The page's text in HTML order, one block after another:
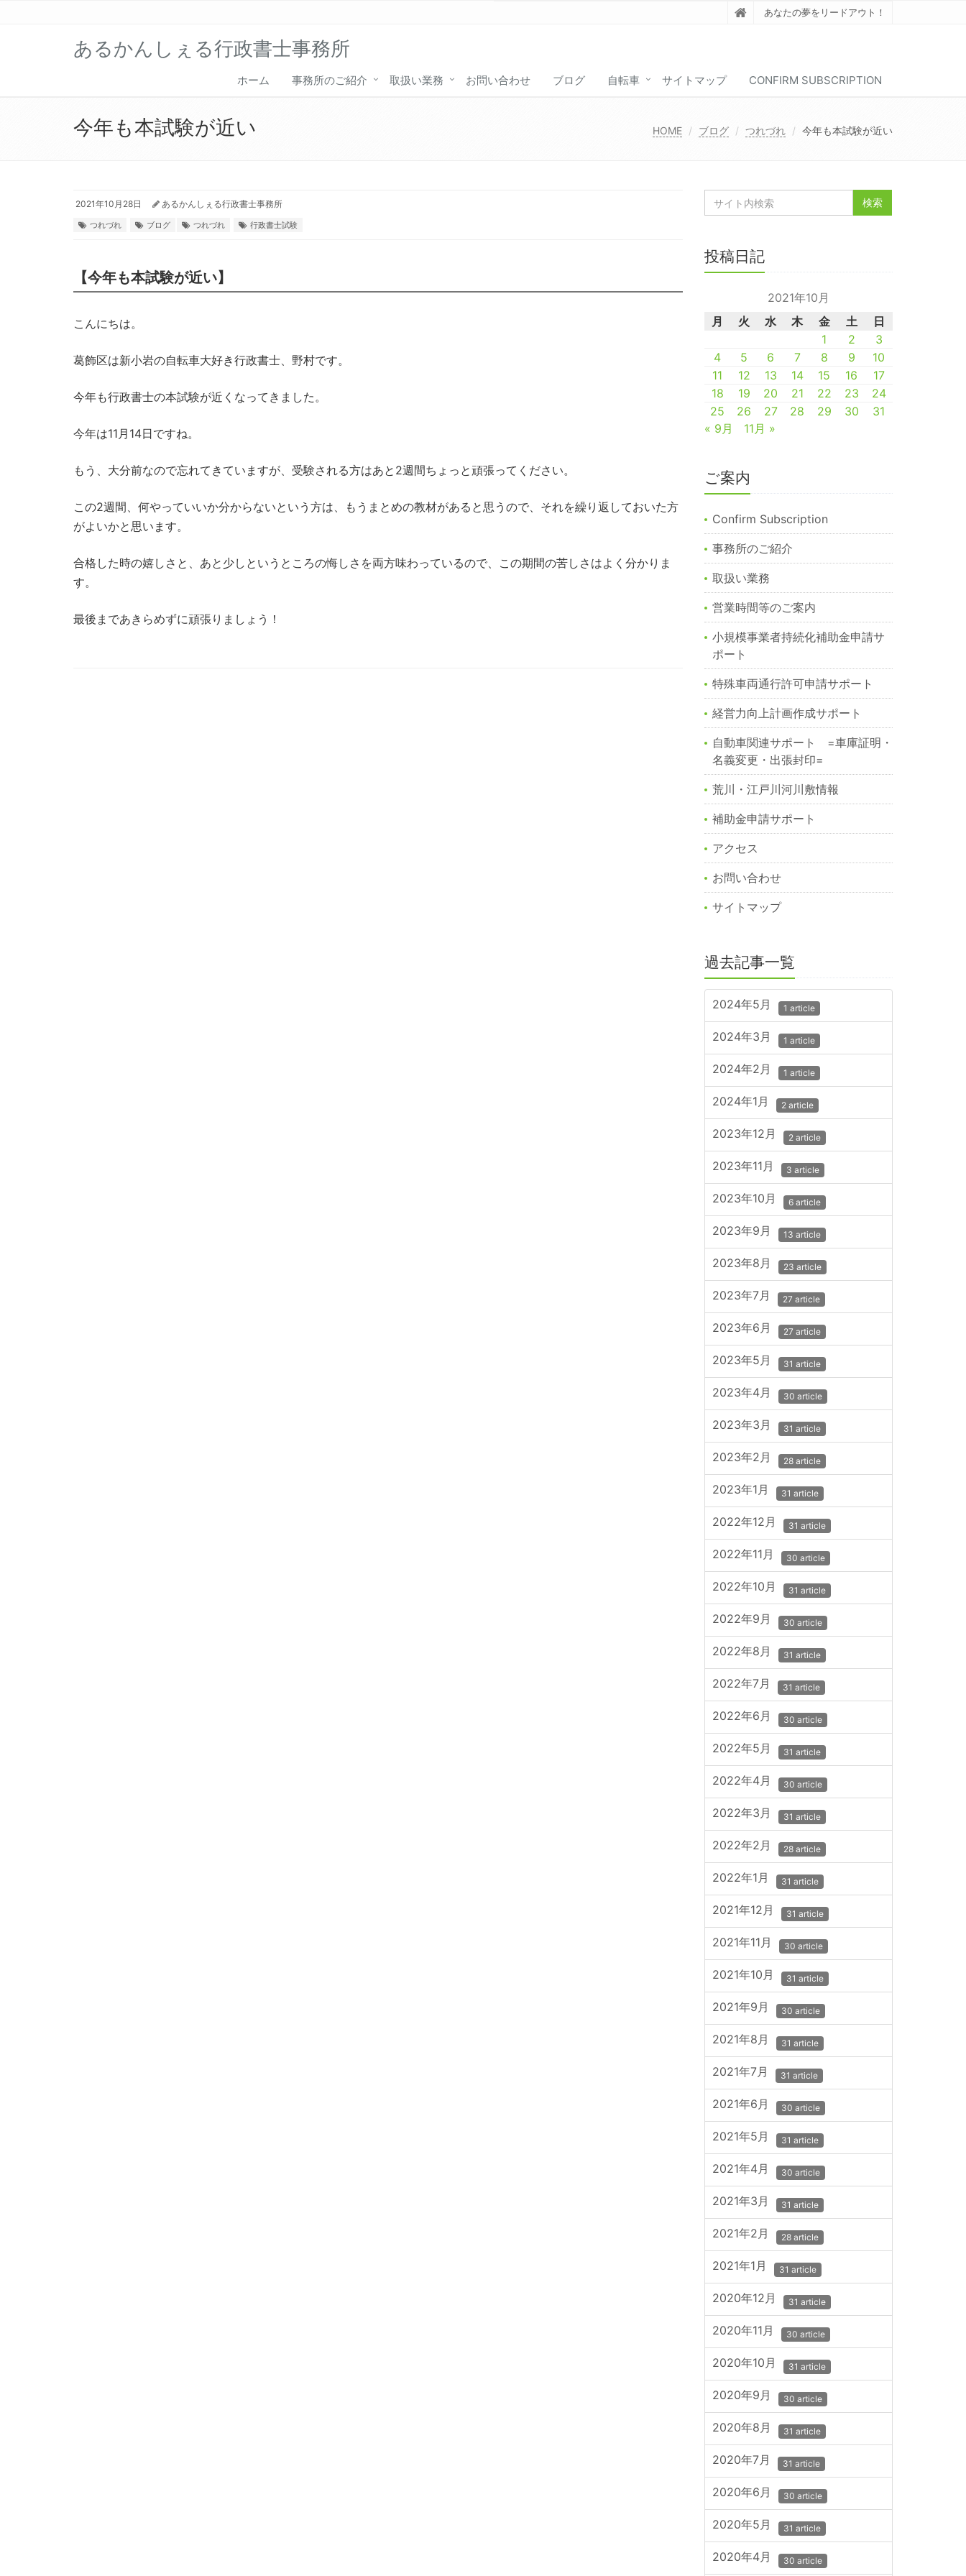
あなたの夢をリードアウト！
あるかんしぇる行政書士事務所
ホーム 事務所のご紹介 取扱い業務 お問い合わせ ブログ 自転車 サイトマップ CONFIRM SUBSCRIPTION
今年も本試験が近い HOME ブログ つれづれ 今年も本試験が近い
2021年10月28日 あるかんしぇる行政書士事務所
つれづれ ブログ つれづれ 行政書士試験
【今年も本試験が近い】
こんにちは。
葛飾区は新小岩の自転車大好き行政書士、野村です。
今年も行政書士の本試験が近くなってきました。
今年は11月14日ですね。
もう、大分前なので忘れてきていますが、受験される方はあと2週間ちょっと頑張ってください。
この2週間、何やっていいか分からないという方は、もうまとめの教材があると思うので、それを繰り返しておいた方
がよいかと思います。
合格した時の嬉しさと、あと少しというところの悔しさを両方味わっているので、この期間の苦しさはよく分かりま
す。
最後まであきらめずに頑張りましょう！
投稿日記
2021年10月
月
火 水 木 金 土
日
1
2
3
4
5 6 7 8 9
10
11
12 13 14 15 16
17
18
19 20 21 22 23
24
25
26 27 28 29 30
31
« 9月
11月 »
ご案内
Confirm Subscription
事務所のご紹介
取扱い業務
営業時間等のご案内
小規模事業者持続化補助金申請サ
ポート
特殊車両通行許可申請サポート
経営力向上計画作成サポート
自動車関連サポート =車庫証明・
名義変更・出張封印=
荒川・江戸川河川敷情報
補助金申請サポート
アクセス
お問い合わせ
サイトマップ
過去記事一覧
2024年5月 1 article
2024年3月 1 article
2024年2月 1 article
2024年1月 2 article
2023年12月 2 article
2023年11月 3 article
2023年10月 6 article
2023年9月 13 article
2023年8月 23 article
2023年7月 27 article
2023年6月 27 article
2023年5月 31 article
2023年4月 30 article
2023年3月 31 article
2023年2月 28 article
2023年1月 31 article
2022年12月 31 article
2022年11月 30 article
2022年10月 31 article
2022年9月 30 article
2022年8月 31 article
2022年7月 31 article
2022年6月 30 article
2022年5月 31 article
2022年4月 30 article
2022年3月 31 article
2022年2月 28 article
2022年1月 31 article
2021年12月 31 article
2021年11月 30 article
2021年10月 31 article
2021年9月 30 article
2021年8月 31 article
2021年7月 31 article
2021年6月 30 article
2021年5月 31 article
2021年4月 30 article
2021年3月 31 article
2021年2月 28 article
2021年1月 31 article
2020年12月 31 article
2020年11月 30 article
2020年10月 31 article
2020年9月 30 article
2020年8月 31 article
2020年7月 31 article
2020年6月 30 article
2020年5月 31 article
2020年4月 30 article